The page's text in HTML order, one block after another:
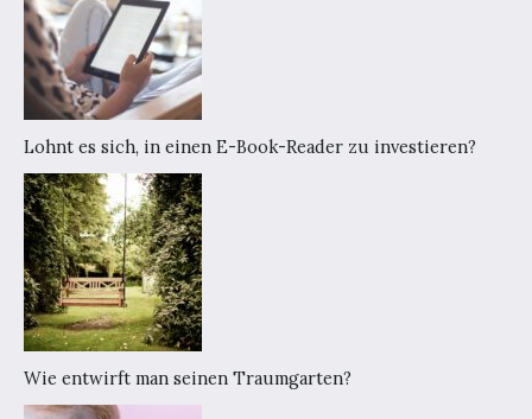
Lohnt es sich, in einen E-Book-Reader zu investieren?
Wie entwirft man seinen Traumgarten?